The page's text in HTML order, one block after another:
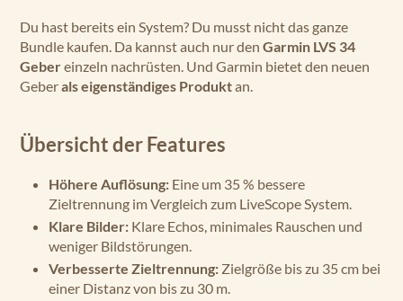
Du hast bereits ein System? Du musst nicht das ganze
Bundle kaufen. Da kannst auch nur den Garmin LVS 34
Gebereinzeln nachrüsten. Und Garmin bietet den neuen
Geberals eigenständiges Produktan.
Übersicht der Features
Höhere Auflösung: Eine um 35 % bessere
Zieltrennung im Vergleich zum LiveScope System.
Klare Bilder: Klare Echos, minimales Rauschen und
weniger Bildstörungen.
Verbesserte Zieltrennung: Zielgröße bis zu 35 cm bei
einer Distanz von bis zu 30 m.